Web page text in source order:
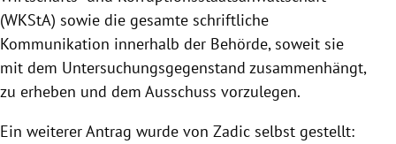
(WKStA) sowie die gesamte schriftliche
Kommunikation innerhalb der Behörde, soweit sie
mit dem Untersuchungsgegenstand zusammenhängt,
zu erheben und dem Ausschuss vorzulegen.
Ein weiterer Antrag wurde von Zadic selbst gestellt: